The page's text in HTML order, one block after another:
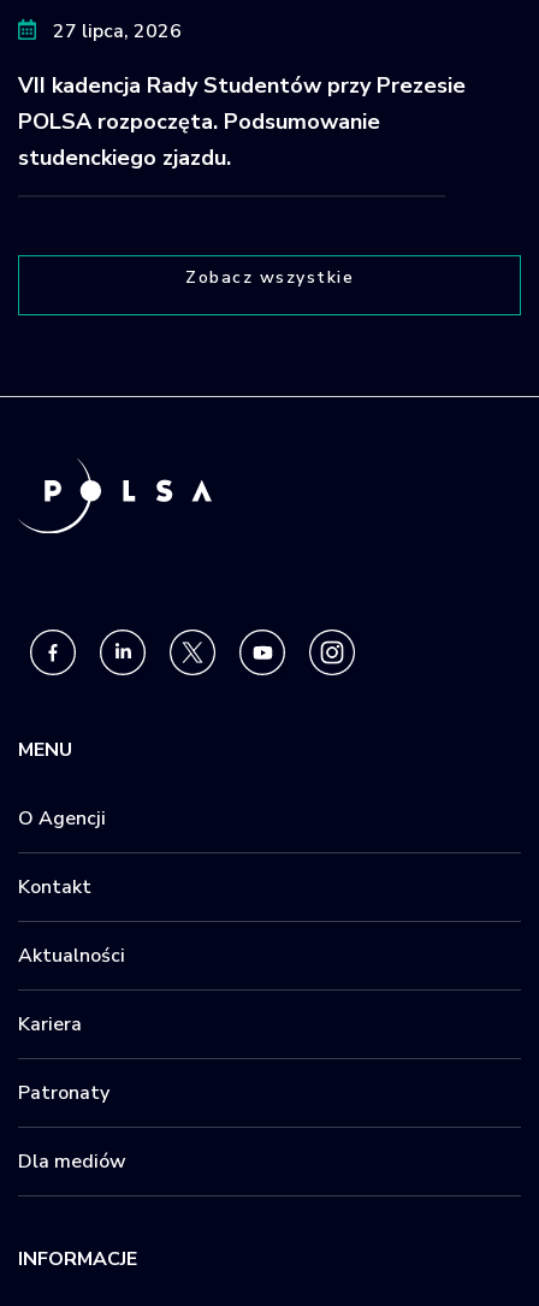
27 lipca, 2026
VII kadencja Rady Studentów przy Prezesie
POLSA rozpoczęta. Podsumowanie
studenckiego zjazdu.
Zobacz wszystkie
MENU
O Agencji
Kontakt
Aktualności
Kariera
Patronaty
Dla mediów
INFORMACJE